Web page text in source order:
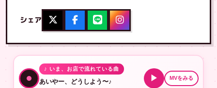
シェア
♪ いま、お店で流れている曲
あいやー、どうしよう〜♪ ▶ MVをみる